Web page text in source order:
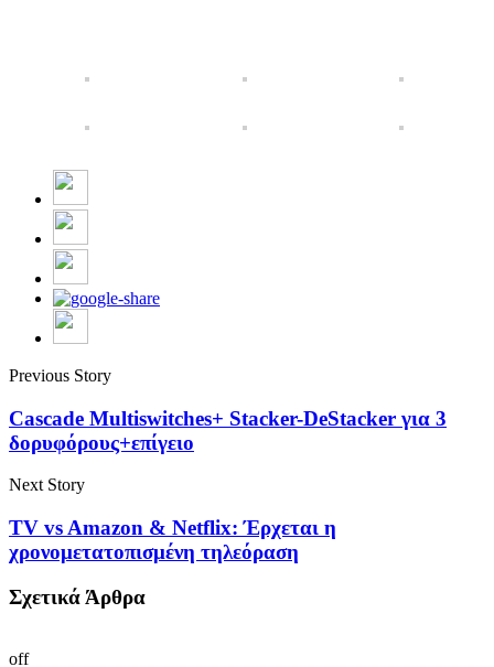
Previous Story
Cascade Multiswitches+ Stacker-DeStacker για 3
δορυφόρους+επίγειο
Next Story
TV vs Amazon & Netflix: Έρχεται η
χρονομετατοπισμένη τηλεόραση
Σχετικά Άρθρα
off